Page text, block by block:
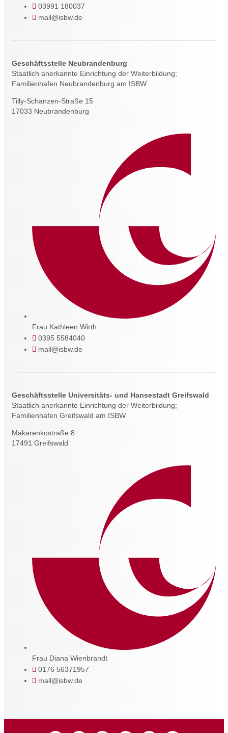
03991 180037
mail@isbw.de
Geschäftsstelle Neubrandenburg
Staatlich anerkannte Einrichtung der Weiterbildung;
Familienhafen Neubrandenburg am ISBW
Tilly-Schanzen-Straße 15
17033 Neubrandenburg
Frau Kathleen Wirth
0395 5584040
mail@isbw.de
Geschäftsstelle Universitäts- und Hansestadt Greifswald
Staatlich anerkannte Einrichtung der Weiterbildung;
Familienhafen Greifswald am ISBW
Makarenkostraße 8
17491 Greifswald
Frau Diana Wienbrandt
0176 56371957
mail@isbw.de